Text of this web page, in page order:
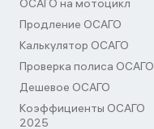
ОСАГО на мотоцикл
Продление ОСАГО
Калькулятор ОСАГО
Проверка полиса ОСАГО
Дешевое ОСАГО
Коэффициенты ОСАГО
2025